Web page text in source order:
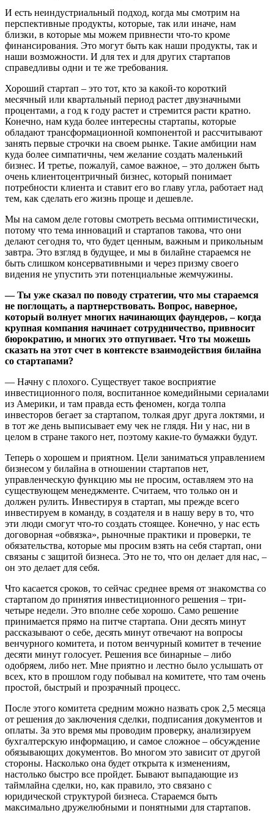
И есть неиндустриальный подход, когда мы смотрим на
перспективные продукты, которые, так или иначе, нам
близки, в которые мы можем привнести что-то кроме
финансирования. Это могут быть как наши продукты, так и
наши возможности. И для тех и для других стартапов
справедливы одни и те же требования.
Хороший стартап – это тот, кто за какой-то короткий
месячный или квартальный период растет двузначными
процентами, а год к году растет и стремится расти кратно.
Конечно, нам куда более интересны стартапы, которые
обладают трансформационной компонентой и рассчитывают
занять первые строчки на своем рынке. Такие амбиции нам
куда более симпатичны, чем желание создать маленький
бизнес. И третье, пожалуй, самое важное, – это должен быть
очень клиентоцентричный бизнес, который понимает
потребности клиента и ставит его во главу угла, работает над
тем, как сделать его жизнь проще и дешевле.
Мы на самом деле готовы смотреть весьма оптимистически,
потому что тема инноваций и стартапов такова, что они
делают сегодня то, что будет ценным, важным и прикольным
завтра. Это взгляд в будущее, и мы в билайне стараемся не
быть слишком консервативными и через призму своего
видения не упустить эти потенциальные жемчужины.
— Ты уже сказал по поводу стратегии, что мы стараемся
не поглощать, а партнерствовать. Вопрос, наверное,
который волнует многих начинающих фаундеров, – когда
крупная компания начинает сотрудничество, привносит
бюрократию, и многих это отпугивает. Что ты можешь
сказать на этот счет в контексте взаимодействия билайна
со стартапами?
— Начну с плохого. Существует такое восприятие
инвестиционного поля, воспитанное комедийными сериалами
из Америки, и там правда есть феномен, когда толпа
инвесторов бегает за стартапом, толкая друг друга локтями, и
в тот же день выписывает ему чек не глядя. Ни у нас, ни в
целом в стране такого нет, поэтому какие-то бумажки будут.
Теперь о хорошем и приятном. Цели заниматься управлением
бизнесом у билайна в отношении стартапов нет,
управленческую функцию мы не просим, оставляем это на
существующем менеджменте. Считаем, что только он и
должен рулить. Инвестируя в стартап, мы прежде всего
инвестируем в команду, в создателя и в нашу веру в то, что
эти люди смогут что-то создать стоящее. Конечно, у нас есть
договорная «обвязка», рыночные практики и проверки, те
обязательства, которые мы просим взять на себя стартап, они
связаны с защитой бизнеса. Это не то, что он делает для нас, –
он это делает для себя.
Что касается сроков, то сейчас среднее время от знакомства со
стартапом до принятия инвестиционного решения – три-
четыре недели. Это вполне себе хорошо. Само решение
принимается прямо на питче стартапа. Они десять минут
рассказывают о себе, десять минут отвечают на вопросы
венчурного комитета, и потом венчурный комитет в течение
десяти минут голосует. Решения все бинарные – либо
одобряем, либо нет. Мне приятно и лестно было услышать от
всех, кто в прошлом году побывал на комитете, что там очень
простой, быстрый и прозрачный процесс.
После этого комитета средним можно назвать срок 2,5 месяца
от решения до заключения сделки, подписания документов и
оплаты. За это время мы проводим проверку, анализируем
бухгалтерскую информацию, и самое сложное – обсуждение
обязывающих документов. Во многом это зависит от другой
стороны. Насколько она будет открыта к изменениям,
настолько быстро все пройдет. Бывают выпадающие из
таймлайна сделки, но, как правило, это связано с
юридической структурой бизнеса. Стараемся быть
максимально дружелюбными и понятными для стартапов.